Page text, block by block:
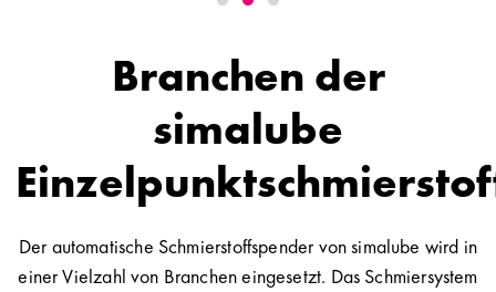
Branchen der
simalube
Der automatische Schmierstoffspender von simalube wird in
einer Vielzahl von Branchen eingesetzt. Das Schmiersystem